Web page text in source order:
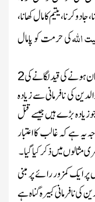
کرنا، یتیم کا مال کھانا،
اللہکی حرمت کو پامال
ہونے کی قید لگانے کی2
کی نافرمانی سے زیادہ
زیادہ بڑے ہیں جیسے قتل
یہ ہے کہ غالب کا اعتبار
مثالوں میں ذکر کیا گیا۔
ایک کمزور رائے پر مبنی
نافرمانی کبیرہ گناہ ہے